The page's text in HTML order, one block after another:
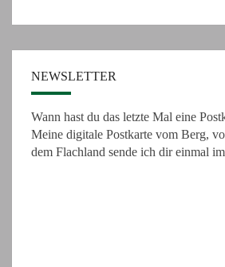
NEWSLETTER
Wann hast du das letzte Mal eine
Meine digitale Postkarte vom Berg,
dem Flachland sende ich dir einmal